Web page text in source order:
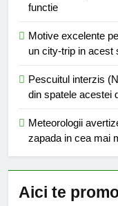
functie
Motive excelente
un city-trip in acest
Pescuitul interzis
din spatele acestei
Meteorologii
zapada in cea mai
Aici te